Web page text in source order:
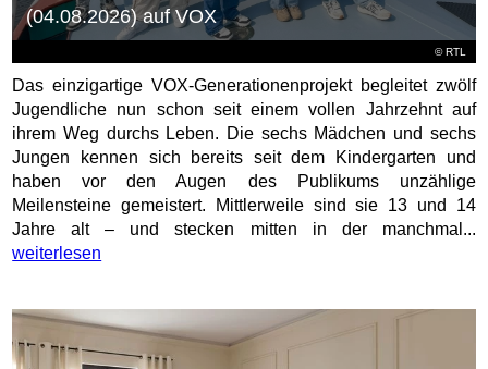
©RTL
(04.08.2026) auf VOX
Das einzigartige VOX-Generationenprojekt begleitet zwölf
Jugendliche nun schon seit einem vollen Jahrzehnt auf
ihrem Weg durchs Leben. Die sechs Mädchen und sechs
Jungen kennen sich bereits seit dem Kindergarten und
haben vor den Augen des Publikums unzählige
Meilensteine gemeistert. Mittlerweile sind sie 13 und 14
Jahre alt – und stecken mitten in der manchmal...
weiterlesen